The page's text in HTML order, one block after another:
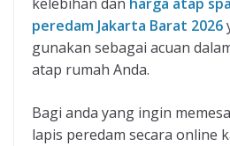
peredam Jakarta Barat 2026
gunakan sebagai acuan
atap rumah Anda.
Bagi anda yang ingin
lapis peredam secara online